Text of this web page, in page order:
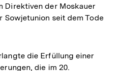
Direktiven der Moskauer
Sowjetunion seit dem Tode
die Erfüllung einer
die im 20.